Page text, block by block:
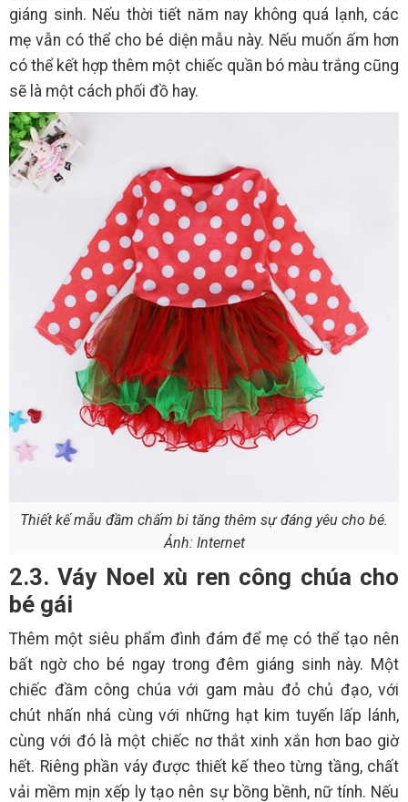
giáng sinh. Nếu thời tiết năm nay không quá lạnh, các
mẹ vẫn có thể cho bé diện mẫu này. Nếu muốn ấm hơn
có thể kết hợp thêm một chiếc quần bó màu trắng cũng
sẽ là một cách phối đồ hay.
Thiết kế mẫu đầm chấm bi tăng thêm sự đáng yêu cho bé.
Ảnh: Internet
2.3. Váy Noel xù ren công chúa cho
bé gái
Thêm một siêu phẩm đình đám để mẹ có thể tạo nên
bất ngờ cho bé ngay trong đêm giáng sinh này. Một
chiếc đầm công chúa với gam màu đỏ chủ đạo, với
chút nhấn nhá cùng với những hạt kim tuyến lấp lánh,
cùng với đó là một chiếc nơ thắt xinh xắn hơn bao giờ
hết. Riêng phần váy được thiết kế theo từng tầng, chất
vải mềm mịn xếp ly tạo nên sự bồng bềnh, nữ tính. Nếu